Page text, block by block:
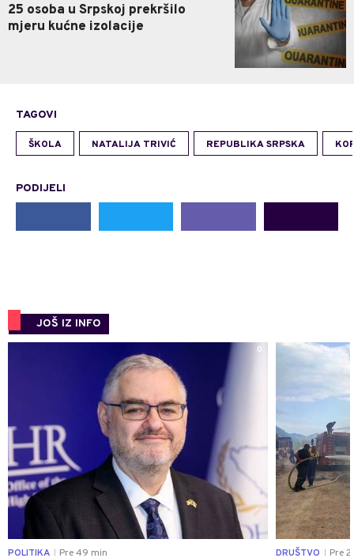
25 osoba u Srpskoj prekršilo
mjeru kućne izolacije
TAGOVI
ŠKOLA NATALIJA TRIVIĆ REPUBLIKA SRPSKA
PODIJELI
JOŠ IZ INFO
0
POLITIKA Pre 49 min DRUŠTVO Pre 2